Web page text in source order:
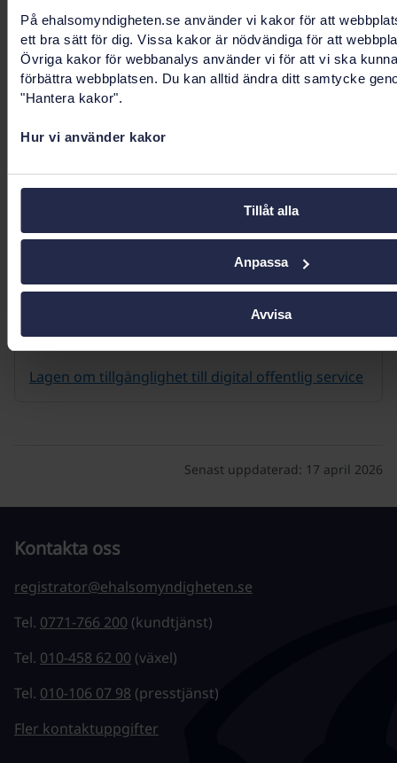
På ehalsomyndigheten.se använder vi kakor för att
ett bra sätt för dig. Vissa kakor är nödvändiga för att
Övriga kakor för webbanalys använder vi för att vi ska
förbättra webbplatsen. Du kan alltid ändra ditt samtycke
"Hantera kakor".
Hur vi använder kakor
Tillåt alla
Anpassa
Avvisa
Rapportera brister i tillgänglighet
Formulär för rapportering av brister i
Anmäl brister i tillgänglighet till Myndigheten för
Lagen om tillgänglighet till digital offentlig service
Senast uppdaterad: 17 april 2026
Kontakta oss
registrator@ehalsomyndigheten.se
Tel. 0771-766 200 (kundtjänst)
Tel. 010-458 62 00 (växel)
Tel. 010-106 07 98 (presstjänst)
Fler kontaktuppgifter